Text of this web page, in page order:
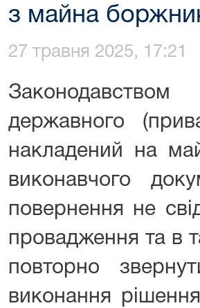
з майна
27 травня 2025, 17:21
державного
накладений на
виконавчого
повернення не
провадження та в
повторно
виконання